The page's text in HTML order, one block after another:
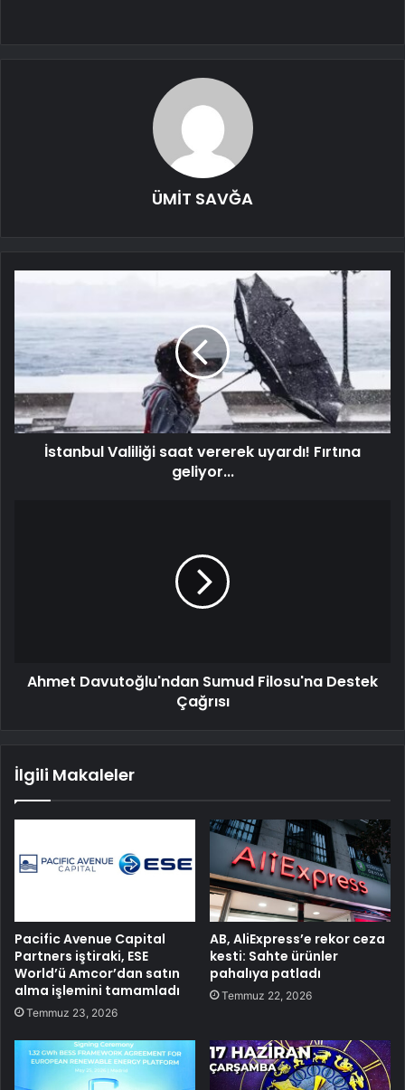
ÜMİT SAVĞA
İstanbul Valiliği saat vererek uyardı! Fırtına
geliyor...
Ahmet Davutoğlu'ndan Sumud Filosu'na Destek
Çağrısı
İlgili Makaleler
Pacific Avenue Capital
Partners iştiraki, ESE
World’ü Amcor’dan satın
alma işlemini tamamladı
Temmuz 23, 2026
AB, AliExpress’e rekor ceza
kesti: Sahte ürünler
pahalıya patladı
Temmuz 22, 2026